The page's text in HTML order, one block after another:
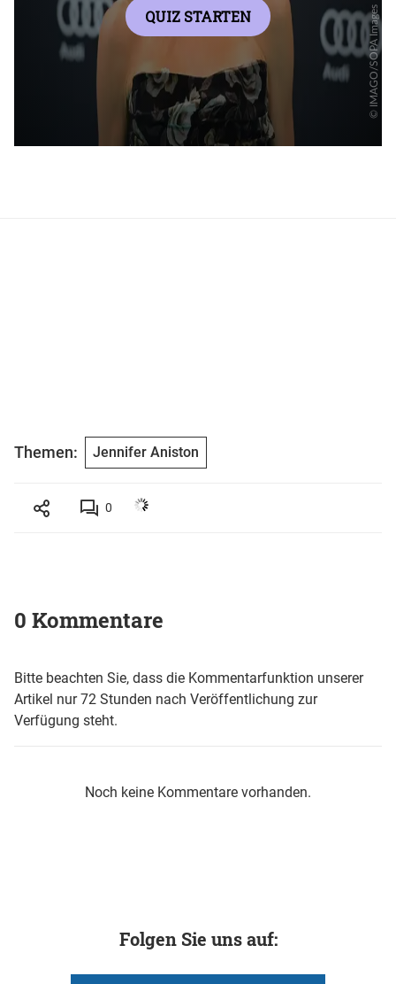
Themen: Jennifer Aniston
0
0 Kommentare
Bitte beachten Sie, dass die Kommentarfunktion unserer
Artikel nur 72 Stunden nach Veröffentlichung zur
Verfügung steht.
Noch keine Kommentare vorhanden.
Folgen Sie uns auf: